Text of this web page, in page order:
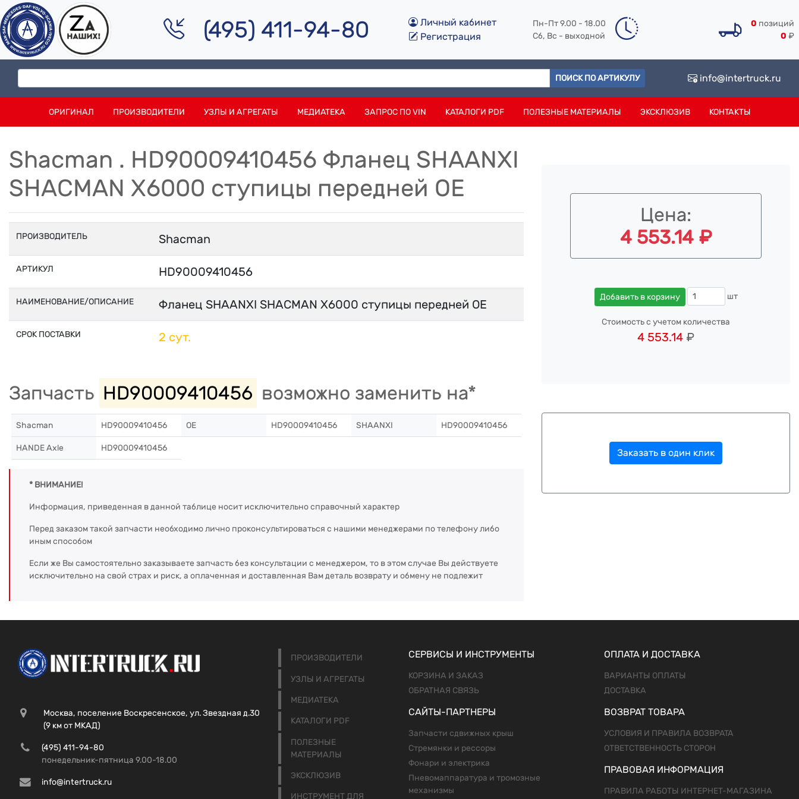
(495) 411-94-80
Личный кабинет
Регистрация
Пн-Пт 9.00 - 18.00
Сб, Вс - выходной
0 позиций
0 ₽
ПОИСК ПО АРТИКУЛУ info@intertruck.ru
ОРИГИНАЛ ПРОИЗВОДИТЕЛИ УЗЛЫ И АГРЕГАТЫ МЕДИАТЕКА ЗАПРОС ПО VIN КАТАЛОГИ PDF ПОЛЕЗНЫЕ МАТЕРИАЛЫ ЭКСКЛЮЗИВ КОНТАКТЫ
Shacman . HD90009410456 Фланец SHAANXI
SHACMAN Х6000 ступицы передней OE
ПРОИЗВОДИТЕЛЬ Shacman
АРТИКУЛ HD90009410456
НАИМЕНОВАНИЕ/ОПИСАНИЕ Фланец SHAANXI SHACMAN Х6000 ступицы передней OE
СРОК ПОСТАВКИ 2 сут.
Запчасть HD90009410456 возможно заменить на*
Shacman HD90009410456 OE HD90009410456 SHAANXI HD90009410456
HANDE Axle HD90009410456
* ВНИМАНИЕ!
Информация, приведенная в данной таблице носит исключительно справочный характер
Перед заказом такой запчасти необходимо лично проконсультироваться с нашими менеджерами по телефону либо
иным способом
Если же Вы самостоятельно заказываете запчасть без консультации с менеджером, то в этом случае Вы действуете
исключительно на свой страх и риск, а оплаченная и доставленная Вам деталь возврату и обмену не подлежит
Цена:
4 553.14 ₽
Добавить в корзину шт
Стоимость с учетом количества
4 553.14 ₽
Заказать в один клик
Москва, поселение Воскресенское, ул. Звездная д.30
(9 км от МКАД)
(495) 411-94-80
понедельник-пятница 9.00-18.00
info@intertruck.ru
ПРОИЗВОДИТЕЛИ
УЗЛЫ И АГРЕГАТЫ
МЕДИАТЕКА
КАТАЛОГИ PDF
ПОЛЕЗНЫЕ
МАТЕРИАЛЫ
ЭКСКЛЮЗИВ
ИНСТРУМЕНТ ДЛЯ
СЕРВИСЫ И ИНСТРУМЕНТЫ
КОРЗИНА И ЗАКАЗ
ОБРАТНАЯ СВЯЗЬ
САЙТЫ-ПАРТНЕРЫ
Запчасти сдвижных крыш
Стремянки и рессоры
Фонари и электрика
Пневомаппаратура и тромозные
механизмы
ОПЛАТА И ДОСТАВКА
ВАРИАНТЫ ОПЛАТЫ
ДОСТАВКА
ВОЗВРАТ ТОВАРА
УСЛОВИЯ И ПРАВИЛА ВОЗВРАТА
ОТВЕТСТВЕННОСТЬ СТОРОН
ПРАВОВАЯ ИНФОРМАЦИЯ
ПРАВИЛА РАБОТЫ ИНТЕРНЕТ-МАГАЗИНА